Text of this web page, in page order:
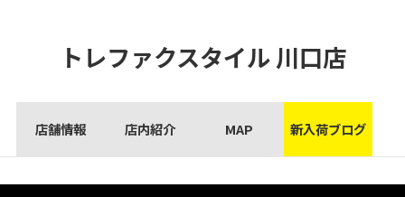
トレファクスタイル川口店
店舗情報 店内紹介 MAP 新入荷ブログ